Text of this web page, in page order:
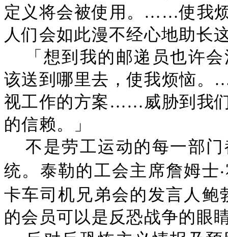
定义将会被使用。……使我
人们会如此漫不经心地助长
「想到我的邮递员也许
该送到哪里去，使我烦恼
视工作的方案……威胁到我
的信赖。」
不是劳工运动的每一部
统。泰勒的工会主席詹姆士
卡车司机兄弟会的发言人鲍
的会员可以是反恐战争的眼